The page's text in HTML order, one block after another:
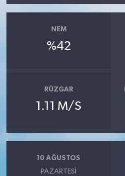
NEM
%42
RÜZGAR
1.11 M/S
10 AĞUSTOS
PAZARTESI